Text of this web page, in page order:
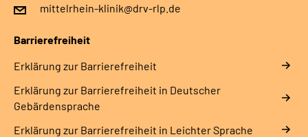
mittelrhein-klinik@drv-rlp.de
Barrierefreiheit
Erklärung zur Barrierefreiheit
Erklärung zur Barrierefreiheit in Deutscher
Gebärdensprache
Erklärung zur Barrierefreiheit in Leichter Sprache